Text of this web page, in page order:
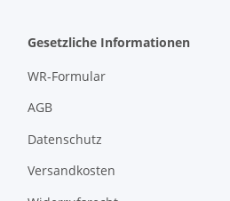
Gesetzliche Informationen
WR-Formular
AGB
Datenschutz
Versandkosten